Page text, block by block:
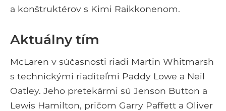
a konštruktérov s Kimi Raikkonenom.
Aktuálny tím
McLaren v súčasnosti riadi Martin Whitmarsh
s technickými riaditeľmi Paddy Lowe a Neil
Oatley. Jeho pretekármi sú Jenson Button a
Lewis Hamilton, pričom Garry Paffett a Oliver